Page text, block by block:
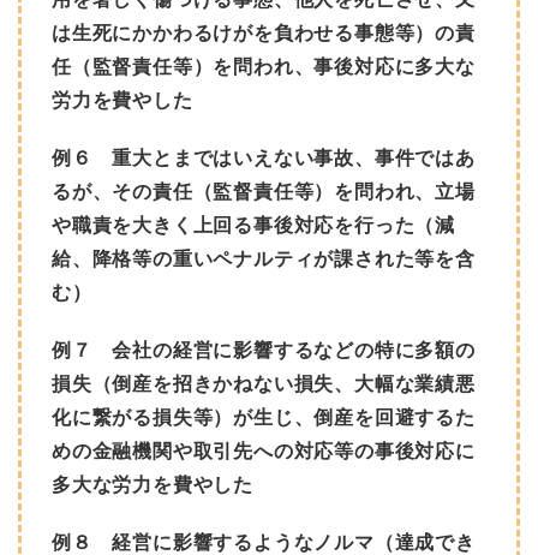
は生死にかかわるけがを負わせる事態等）の責
任（監督責任等）を問われ、事後対応に多大な
労力を費やした
例６ 重大とまではいえない事故、事件ではあ
るが、その責任（監督責任等）を問われ、立場
や職責を大きく上回る事後対応を行った（減
給、降格等の重いペナルティが課された等を含
む）
例７ 会社の経営に影響するなどの特に多額の
損失（倒産を招きかねない損失、大幅な業績悪
化に繋がる損失等）が生じ、倒産を回避するた
めの金融機関や取引先への対応等の事後対応に
多大な労力を費やした
例８ 経営に影響するようなノルマ（達成でき